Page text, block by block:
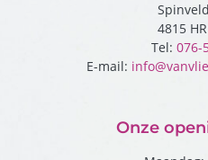
4815
Tel: 076-
E-mail:
Onze